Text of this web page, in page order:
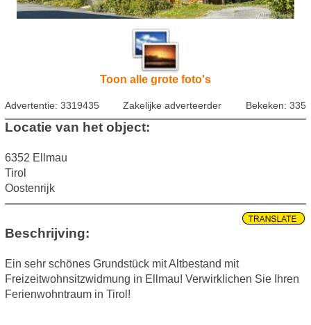
Toon alle grote foto's
Advertentie: 3319435 Zakelijke adverteerder Bekeken: 335
Locatie van het object:
6352 Ellmau
Tirol
Oostenrijk
Beschrijving:
Ein sehr schönes Grundstück mit Altbestand mit
Freizeitwohnsitzwidmung in Ellmau! Verwirklichen Sie Ihren
Ferienwohntraum in Tirol!